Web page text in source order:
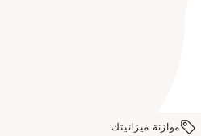
موازنة ميزانيتك